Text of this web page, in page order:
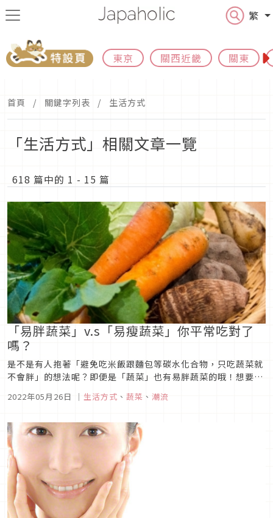
繁
東京 關西近畿 關東
首頁 關鍵字列表 生活方式
「生活方式」相關文章一覽
618 篇中的 1 - 15 篇
「易胖蔬菜」v.s「易瘦蔬菜」你平常吃對了
嗎？
是不是有人抱著「避免吃米飯跟麵包等碳水化合物，只吃蔬菜就
不會胖」的想法呢？即便是「蔬菜」也有易胖蔬菜的哦！想要避
我們要和你分享如何分辨易胖蔬菜跟易瘦蔬菜，還有營養師推薦
2022年05月26日 ｜ 生活方式 、 蔬菜 、 潮流